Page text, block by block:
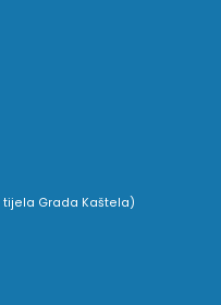
Grada Kaštela)